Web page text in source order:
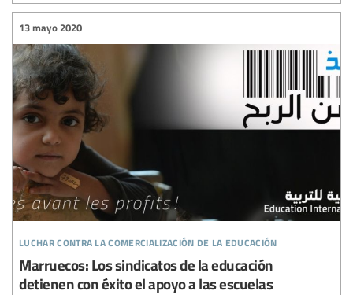
luchar contra la comercialización de la educación
13 mayo 2020
Marruecos: Los sindicatos de la educación
detienen con éxito el apoyo a las escuelas